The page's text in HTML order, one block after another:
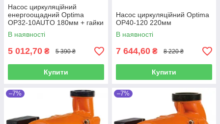
Насос циркуляційний
енергоощадний Optima
OP32-10AUTO 180мм + гайки
+ кабель з вилкою
В наявності
5 012,70 ₴ 5 390 ₴
Купити
Насос циркуляційний Optima
OP40-120 220мм
В наявності
7 644,60 ₴ 8 220 ₴
Купити
–7% –7%